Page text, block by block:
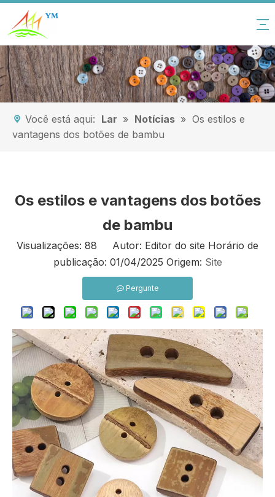
Você está aqui: Lar » Notícias » Os estilos e
vantagens dos botões de bambu
Os estilos e vantagens dos botões
de bambu
Visualizações: 88 Autor: Editor do site Horário de
publicação: 01/04/2025 Origem: Site
Pergunte